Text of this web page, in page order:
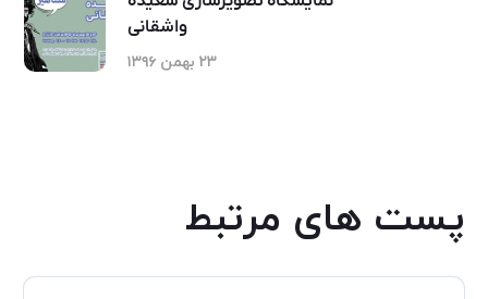
واشقانی
۲۳ بهمن ۱۳۹۶
پست های مرتبط